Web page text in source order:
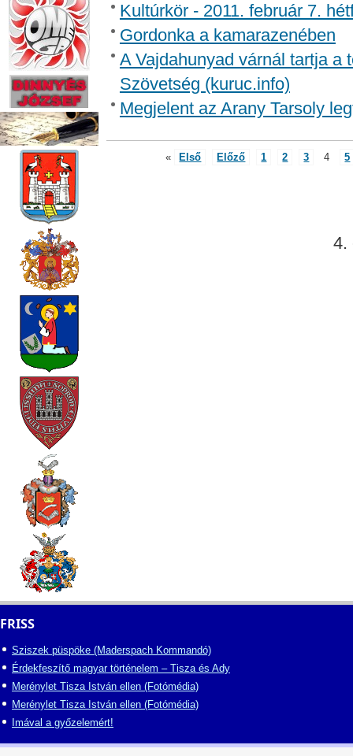
Kultúrkör - 2011. február 7.
Gordonka a kamarazenében
A Vajdahunyad várnál tartja a
Szövetség (kuruc.info)
Megjelent az Arany Tarsoly
« Első Előző 1 2 3 4 5
4.
FRISS
Sziszek püspöke (Maderspach Kommandó)
Érdekfeszítő magyar történelem – Tisza és Ady
Merénylet Tisza István ellen (Fotómédia)
Merénylet Tisza István ellen (Fotómédia)
Imával a győzelemért!